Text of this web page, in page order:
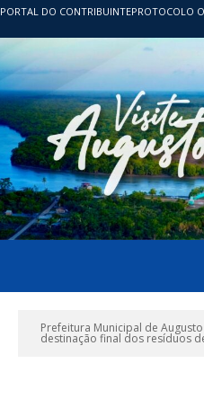
PORTAL DO CONTRIBUINTEPROTOCOLO
Prefeitura Municipal de
destinação final dos resíduos